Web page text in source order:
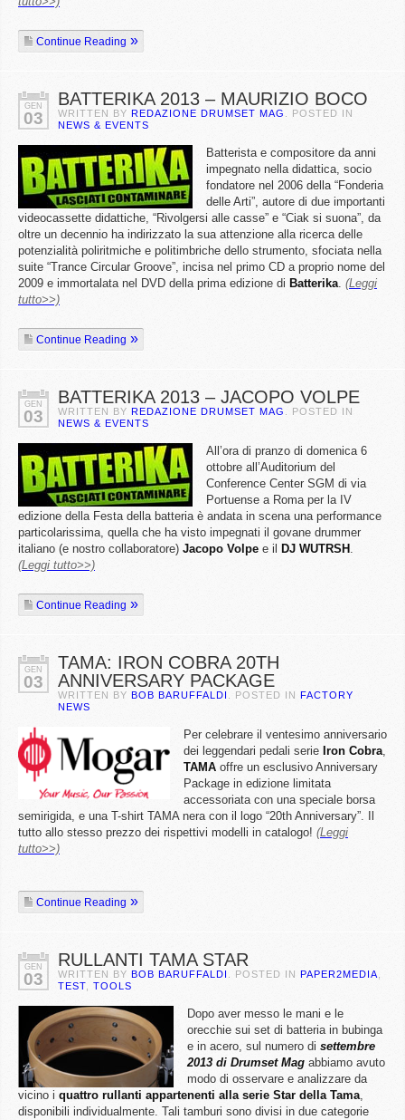
Continue Reading
GEN
03
BATTERIKA 2013 – MAURIZIO BOCO
WRITTEN BY REDAZIONE DRUMSET MAG
. POSTED IN
NEWS & EVENTS
Batterista e compositore da anni
impegnato nella didattica, socio
fondatore nel 2006 della “Fonderia
delle Arti”, autore di due importanti
videocassette didattiche, “Rivolgersi alle casse” e “Ciak si suona”, da
oltre un decennio ha indirizzato la sua attenzione alla ricerca delle
potenzialità poliritmiche e politimbriche dello strumento, sfociata nella
suite “Trance Circular Groove”, incisa nel primo CD a proprio nome del
2009 e immortalata nel DVD della prima edizione di Batterika. (Leggi
tutto>>)
Continue Reading
GEN
03
BATTERIKA 2013 – JACOPO VOLPE
WRITTEN BY REDAZIONE DRUMSET MAG
. POSTED IN
NEWS & EVENTS
All’ora di pranzo di domenica 6
ottobre all’Auditorium del
Conference Center SGM di via
Portuense a Roma per la IV
edizione della Festa della batteria è andata in scena una performance
particolarissima, quella che ha visto impegnati il govane drummer
italiano (e nostro collaboratore) Jacopo Volpe e il DJ WUTRSH .
(Leggi tutto>>)
Continue Reading
GEN
03
TAMA: IRON COBRA 20TH
ANNIVERSARY PACKAGE
WRITTEN BY BOB BARUFFALDI . POSTED IN FACTORY
NEWS
Per celebrare il ventesimo anniversario
dei leggendari pedali serie Iron Cobra,
TAMA offre un esclusivo Anniversary
Package in edizione limitata
accessoriata con una speciale borsa
semirigida, e una T-shirt TAMA nera con il logo “20th Anniversary”. Il
tutto allo stesso prezzo dei rispettivi modelli in catalogo! (Leggi
tutto>>)
Continue Reading
GEN
03
RULLANTI TAMA STAR
WRITTEN BY BOB BARUFFALDI . POSTED IN PAPER2MEDIA
TEST
TOOLS
Dopo aver messo le mani e le
orecchie sui set di batteria in bubinga
e in acero, sul numero di settembre
2013 di Drumset Mag abbiamo avuto
modo di osservare e analizzare da
vicino i quattro rullanti appartenenti alla serie Star della Tama,
disponibili individualmente. Tali tamburi sono divisi in due categorie